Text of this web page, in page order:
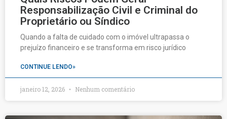
Responsabilização Civil e Criminal do
Proprietário ou Síndico
Quando a falta de cuidado com o imóvel ultrapassa o
prejuízo financeiro e se transforma em risco jurídico
CONTINUE LENDO»
janeiro 12, 2026 Nenhum comentário